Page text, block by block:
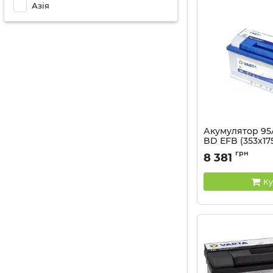
Азія
Акумулятор
BD EFB
Артикул:
8 381 грн